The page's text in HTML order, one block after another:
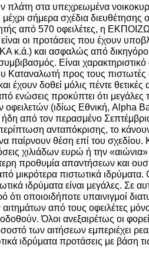
πλάτη στα υπεχρεωμένα
σήμερα σχέδια διευθέτησης
από 570 οφειλέτες, η
είναι οι προτάσεις που έχουν
κ.ά.) και ασφαλώς από
Είναι
Καταναλωτή προς τους πιστωτές
έχουν δοθεί μόλις πέντε θετικές
ενώσεις προκύπτει ότι μεγάλες
οφειλετών (ιδίως Εθνική, Alpha
ήδη από τον περασμένο
ανταπόκρισης, το
παίρνουν θέση επί του σχεδίου.
χιλιάδων ευρώ ή την
προθυμία απαντήσεων και
μικρότερα πιστωτικά
ιδρύματα είναι μεγάλες. Σε
οποιοιδήποτε υπαινιγμοί
από τους οφειλέτες
Όλοι ανεξαιρέτως οι
των αιτήσεων εμπεριέχει
ιδρύματα προτάσεις με βάση